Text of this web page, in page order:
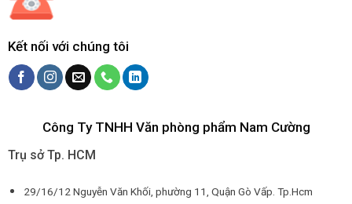
Kết nối với chúng tôi
Công Ty TNHH Văn phòng phẩm Nam Cường
Trụ sở Tp. HCM
29/16/12 Nguyễn Văn Khối, phường 11, Quận Gò Vấp. Tp.Hcm